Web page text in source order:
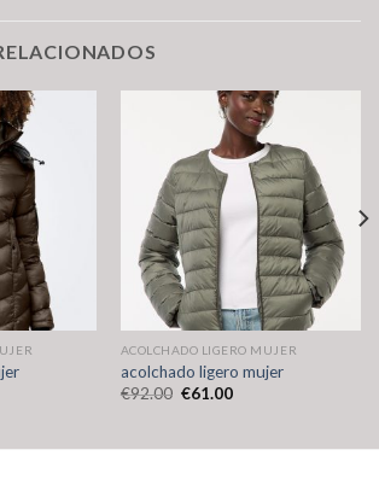
ACOLCHADO LIGERO MUJER
acolchado ligero mujer
€92.00 €61.00